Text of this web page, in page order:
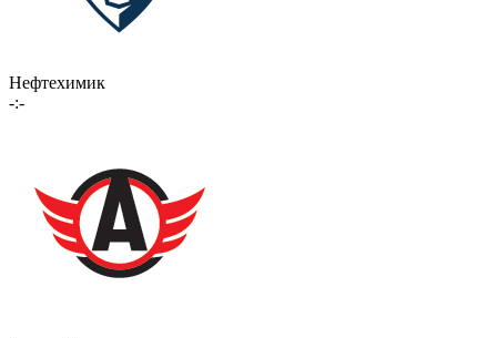
Нефтехимик
-:-